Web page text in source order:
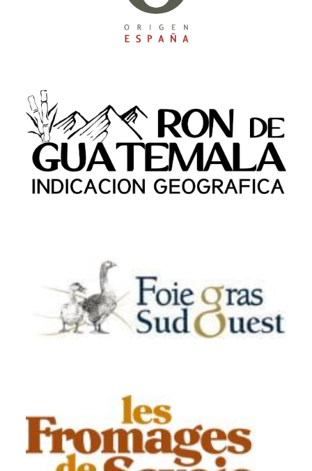
Asociación Nacional de Fabricantes de
Alcoholes y Licores (ANFAL)
Association Canard à foie gras du Sud-
IGP (PALSO)
Association des Fromages Traditionnels
des Alpes Savoyardes (AFTAlp)